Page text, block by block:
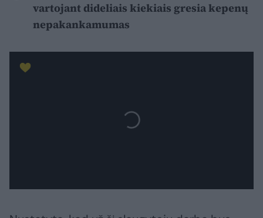
vartojant dideliais kiekiais gresia kepenų
nepakankamumas